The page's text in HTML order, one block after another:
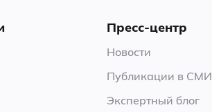
Пресс-центр
Новости
Публикации в СМИ
Экспертный блог